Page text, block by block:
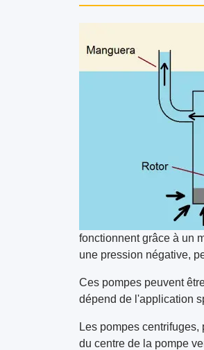
fonctionnent grâce à un
une pression négative,
Ces pompes peuvent
dépend de l'application
Les pompes
du centre de la pompe